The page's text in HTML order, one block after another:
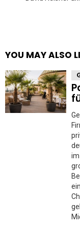
YOU MAY ALSO